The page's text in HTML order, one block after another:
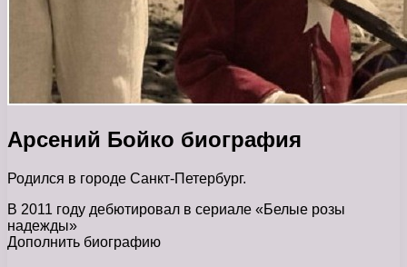
Арсений Бойко биография
Родился в городе Санкт-Петербург.
В 2011 году дебютировал в сериале «Белые розы
надежды»
Дополнить биографию